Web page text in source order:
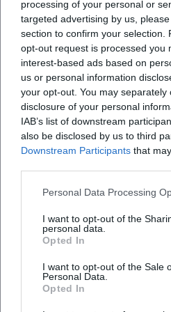
processing of your personal or
targeted advertising by us,
section to confirm your selection.
opt-out request is processed you
interest-based ads based on
us or personal information
your opt-out. You may
disclosure of your personal
IAB’s list of downstream
also be disclosed by us to third
Downstream Participants that
Personal Data Processing
I want to opt-out of the
personal data.
Opted In
I want to opt-out of the Sale
Personal Data.
Opted In
Säule ihres Verständnisses von
Nähe und die gemeinsame
seitdem transportieren eine
Professionalität, Lebensfreude
Shows zu berührenden
Diskographie im Überblick:
Essenzielle Alben wie „Servus,
(1987) und „Radio Bavaria“
Signature-Sound. „Kleine
ihres Katalogs, während „Radio
zeittypischen Produktionen
„Herzhoamat“, 2018) zeigen
ihre Stärken – Melodieführung,
Themen – klug aktualisiert. Zu
zählen neben „Servus, mach’s
Cowgirl“ zahlreiche Airplay-